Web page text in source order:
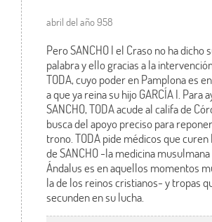
abril del año 958
Pero SANCHO I el Craso no ha dicho
palabra y ello gracias a la
TODA, cuyo poder en Pamplona es
a que ya reina su hijo GARCÍA I. Para
SANCHO, TODA acude al califa de
busca del apoyo preciso para
trono. TODA pide médicos que curen
de SANCHO -la medicina
Ándalus es en aquellos momentos
la de los reinos cristianos- y tropas
secunden en su lucha.